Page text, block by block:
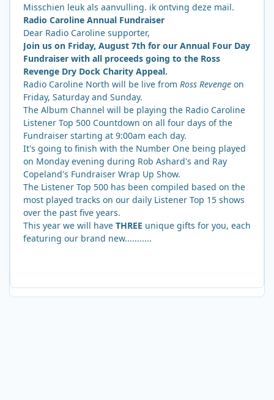
Misschien leuk als aanvulling. ik ontving deze mail.
Radio Caroline Annual Fundraiser
Dear Radio Caroline supporter,
Join us on Friday, August 7th for our Annual Four Day
Fundraiser with all proceeds going to the Ross
Revenge Dry Dock Charity Appeal.
Radio Caroline North will be live from Ross Revenge on
Friday, Saturday and Sunday.
The Album Channel will be playing the Radio Caroline
Listener Top 500 Countdown on all four days of the
Fundraiser starting at 9:00am each day.
It's going to finish with the Number One being played
on Monday evening during Rob Ashard's and Ray
Copeland's Fundraiser Wrap Up Show.
The Listener Top 500 has been compiled based on the
most played tracks on our daily Listener Top 15 shows
over the past five years.
This year we will have THREE unique gifts for you, each
featuring our brand new...........